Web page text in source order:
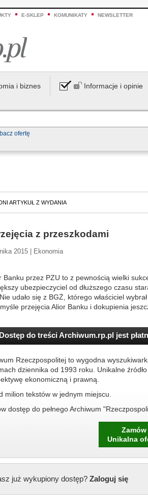
E-SKLEP KOMUNIKATY NEWSLETTER
i biznes Informacje i opinie
ofertę
ARTYKUŁ Z WYDANIA
z przeszkodami
2015 | Ekonomia
Banku przez PZU to z pewnością wielki
ubezpieczyciel od dłuższego czasu
udało się z BGŻ, którego właściciel
przejęcia Alior Banku i dokupienia
Dostęp do treści Archiwum.rp.pl jest
Rzeczpospolitej to wygodna
dziennika od 1993 roku. Unikalne
ekonomiczną i prawną.
milion tekstów w jednym miejscu.
dostęp do pełnego Archiwum
Zamów
Unikalna
już wykupiony dostęp?Zaloguj się